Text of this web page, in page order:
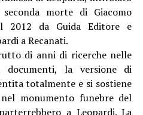
morte di Giacomo
2012 da Guida Editore e
a Recanati.
di anni di ricerche nelle
la versione di
totalmente e si sostiene
monumento funebre del
a Leopardi. La